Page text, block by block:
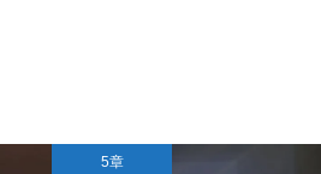
5章